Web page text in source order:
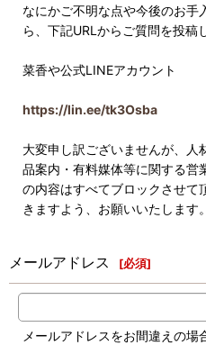
なにかご不明な点や今後のお手
ら、下記URLからご質問を投稿
菜香や公式LINEアカウント
https://lin.ee/tk3Osba
大変申し訳ございませんが、人
品案内・有料媒体等に関する営
の内容はすべてブロックさせて
きますよう、お願いいたします。
メールアドレス [必須]
メールアドレスをお間違えの場